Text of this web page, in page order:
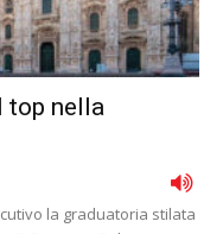
top nella
la graduatoria stilata